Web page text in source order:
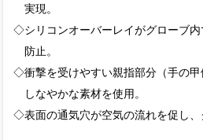
実現。
◇シリコンオーバーレイがグローブ
防止。
◇衝撃を受けやすい親指部分（手の甲
しなやかな素材を使用。
◇表面の通気穴が空気の流れを促し、